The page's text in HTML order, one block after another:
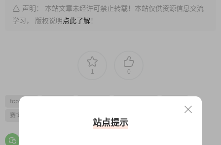
声明： 本站文章未经许可禁止转载！本站仅供资源信息交流
学习， 版权说明点此了解！
1 0
fcpx快剪
赛博朋克
站点提示